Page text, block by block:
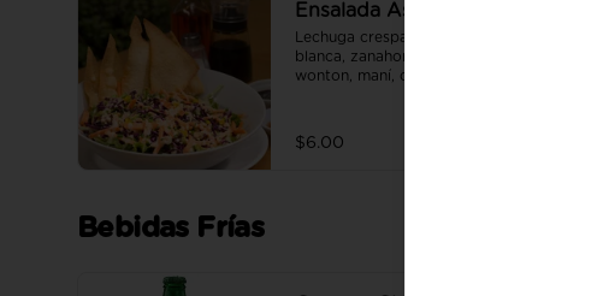
Ensalada Asiática
Lechuga crespa, col morada, col
blanca, zanahoria, chips de
wonton, maní, con mayonesa de
$6.00
Bebidas Frías